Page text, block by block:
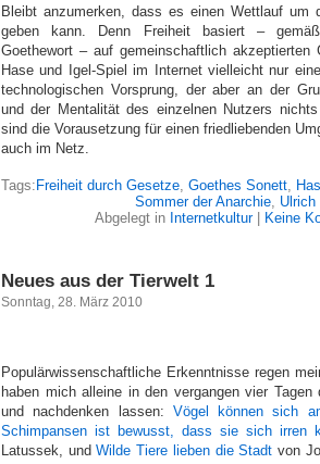
Bleibt anzumerken, dass es einen Wettlauf um
geben kann. Denn Freiheit basiert –
Goethewort – auf gemeinschaftlich
Hase und Igel-Spiel im Internet vielleicht nur
technologischen Vorsprung, der aber an der
und der Mentalität des einzelnen Nutzers
sind die Vorausetzung für einen friedliebenden
auch im Netz.
Tags: Freiheit durch Gesetze, Goethes Sonett,
Sommer der Anarchie, Ulrich
Abgelegt in Internetkultur| Keine
Neues aus der Tierwelt 1
Sonntag, 28. März 2010
Populärwissenschaftliche Erkenntnisse regen
haben mich alleine in den vergangen vier Tagen
und nachdenken lassen: Vögel können sich
Schimpansen ist bewusst, dass sie sich irren
Latussek, undWilde Tiere lieben die Stadt von